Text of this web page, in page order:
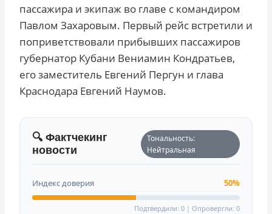
пассажира и экипаж во главе с командиром
Павлом Захаровым. Первый рейс встретили и
поприветствовали прибывших пассажиров
губернатор Кубани Вениамин Кондратьев,
его заместитель Евгений Пергун и глава
Краснодара Евгений Наумов.
🔍 Фактчекинг
новости
Тональность:
Нейтральная
Индекс доверия 50%
Подтвердили: 0 | Опровергли: 0